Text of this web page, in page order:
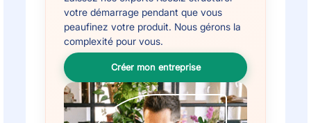
votre démarrage pendant que vous
peaufinez votre produit. Nous gérons la
complexité pour vous.
Créer mon entreprise